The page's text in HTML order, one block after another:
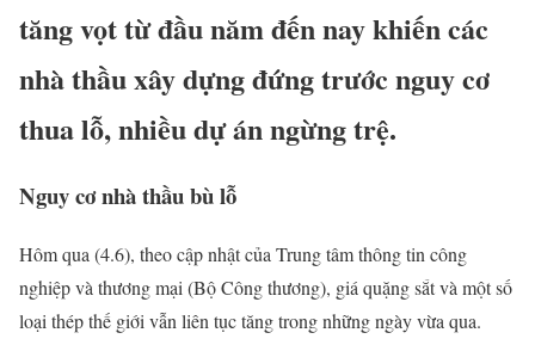
tăng vọt từ đầu năm đến nay khiến các
nhà thầu xây dựng đứng trước nguy cơ
thua lỗ, nhiều dự án ngừng trệ.
Nguy cơ nhà thầu bù lỗ
Hôm qua (4.6), theo cập nhật của Trung tâm thông tin công
nghiệp và thương mại (Bộ Công thương), giá quặng sắt và một số
loại thép thế giới vẫn liên tục tăng trong những ngày vừa qua.